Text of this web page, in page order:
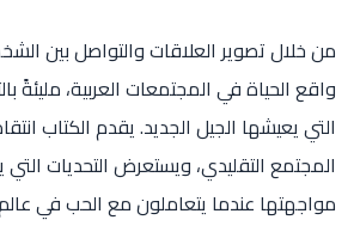
من خلال تصوير العلاقات والتواصل بين
واقع الحياة في المجتمعات العربية، مليئةً
التي يعيشها الجيل الجديد. يقدم الكتاب
المجتمع التقليدي، ويستعرض التحديات
مواجهتها عندما يتعاملون مع الحب في